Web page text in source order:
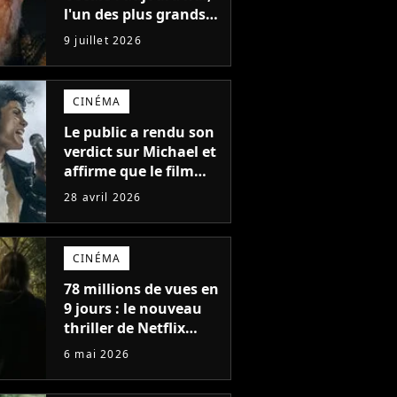
l'un des plus grands
acteurs de tous les
temps fête ses 70 ans
9 juillet 2026
CINÉMA
Le public a rendu son
verdict sur Michael et
affirme que le film
avec Jaafar Jackson
biopic musical de
2026. Un autre film le
surpasse
28 avril 2026
CINÉMA
78 millions de vues en
9 jours : le nouveau
thriller de Netflix
pourrait déjà bientôt
films les plus vus de
6 mai 2026